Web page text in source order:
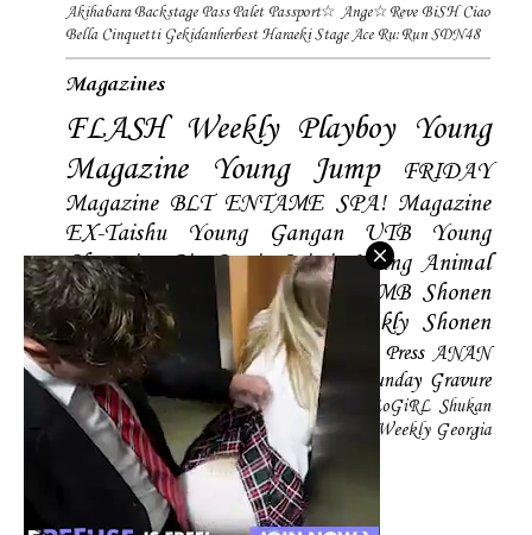
Akihabara Backstage Pass Palet Passport☆ Ange☆Reve BiSH Ciao
Bella Cinquetti Gekidanherbest Haraeki Stage Ace Ru:Run SDN48
Magazines
FLASH Weekly Playboy Young
Magazine
Young Jump
FRIDAY
Magazine BLT ENTAME SPA! Magazine
EX-Taishu
Young Gangan UTB
Young
Champion Big Comic Spirtis Young Animal
Shonen Magazine
BUBKA BOMB Shonen
Champion
Manga Action
Weekly Shonen
Sunday Photobooks BRODY Hustle Press ANAN
Magazine
SMART Magazine Young Sunday Gravure
The Television CD&DL My Girl Daily LoGiRL Shukan
Taishu Girls! Magazine Soccer Game King Weekly Georgia
Sunday Magazine Mery Magazine